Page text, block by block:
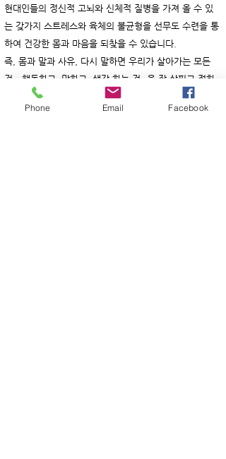
현대인들의 정신적 고뇌와 신체적 질병을 가져 올 수 있
는 갖가지 스트레스와 육체의 불균형을 선무도​ 수련을 통
하여 건강한 몸과 마음을 되찾을 수 있습니다.
즉, 몸과 말과 사유, 다시 말하면 우리가 살아가는 모든
것 - 행동하고, 말하고, 생각 하는 것 –을 잘 살피고 정화
하여 조화롭게 이끌어나감으로써 도를
이룰 수 있습니다.
Phone Email Facebook